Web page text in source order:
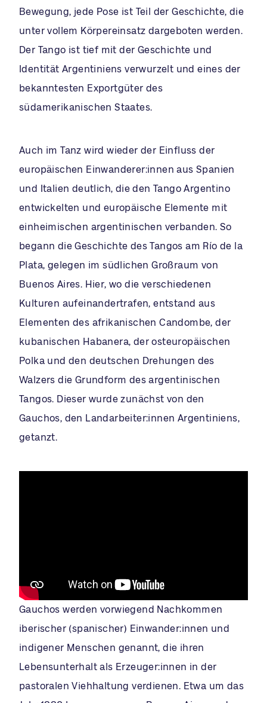
Bewegung, jede Pose ist Teil der Geschichte, die
unter vollem Körpereinsatz dargeboten werden.
Der Tango ist tief mit der Geschichte und
Identität Argentiniens verwurzelt und eines der
bekanntesten Exportgüter des
südamerikanischen Staates.
Auch im Tanz wird wieder der Einfluss der
europäischen Einwanderer:innen aus Spanien
und Italien deutlich, die den Tango Argentino
entwickelten und europäische Elemente mit
einheimischen argentinischen verbanden. So
begann die Geschichte des Tangos am Río de la
Plata, gelegen im südlichen Großraum von
Buenos Aires. Hier, wo die verschiedenen
Kulturen aufeinandertrafen, entstand aus
Elementen des afrikanischen Candombe, der
kubanischen Habanera, der osteuropäischen
Polka und den deutschen Drehungen des
Walzers die Grundform des argentinischen
Tangos. Dieser wurde zunächst von den
Gauchos, den Landarbeiter:innen Argentiniens,
getanzt.
Gauchos werden vorwiegend Nachkommen
iberischer (spanischer) Einwander:innen und
indigener Menschen genannt, die ihren
Lebensunterhalt als Erzeuger:innen in der
pastoralen Viehhaltung verdienen. Etwa um das